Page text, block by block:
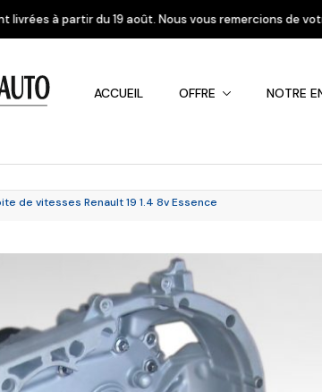
Nous vous remercions de votre compréhension.
ACCUEIL OFFRE NOTRE
Dacia Fiat
de vitesses Renault 19 1.4 8v Essence